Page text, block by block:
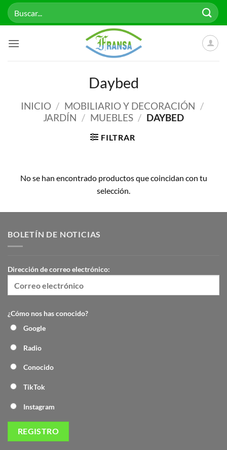
Saltar
Buscar
por:
Daybed
INICIO / MOBILIARIO Y DECORACIÓN /
JARDÍN / MUEBLES / DAYBED
FILTRAR
No se han encontrado productos que coincidan con tu
selección.
BOLETÍN DE NOTICIAS
Dirección de correo electrónico:
¿Cómo nos has conocido?
Google
Radio
Conocido
TikTok
Instagram